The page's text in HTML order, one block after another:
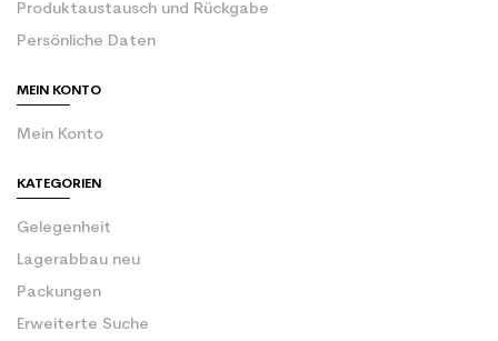
Produktaustausch und Rückgabe
Persönliche Daten
MEIN KONTO
Mein Konto
KATEGORIEN
Gelegenheit
Lagerabbau neu
Packungen
Erweiterte Suche